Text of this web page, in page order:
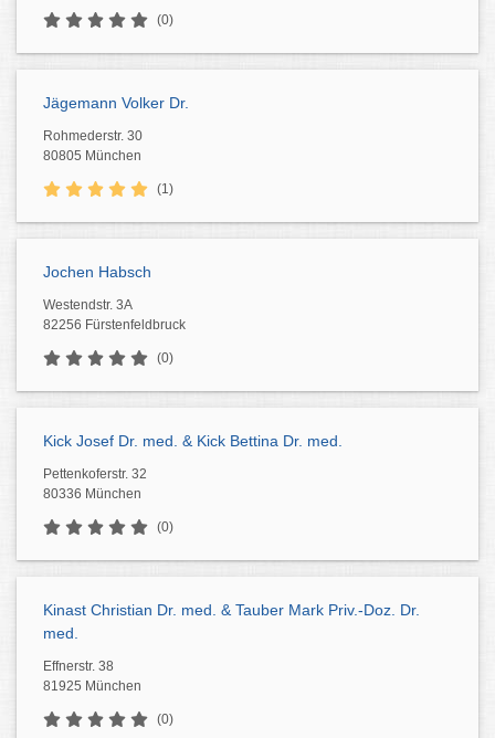
(0)
Jägemann Volker Dr.
Rohmederstr. 30
80805 München
(1)
Jochen Habsch
Westendstr. 3A
82256 Fürstenfeldbruck
(0)
Kick Josef Dr. med. & Kick Bettina Dr. med.
Pettenkoferstr. 32
80336 München
(0)
Kinast Christian Dr. med. & Tauber Mark Priv.-Doz. Dr.
med.
Effnerstr. 38
81925 München
(0)